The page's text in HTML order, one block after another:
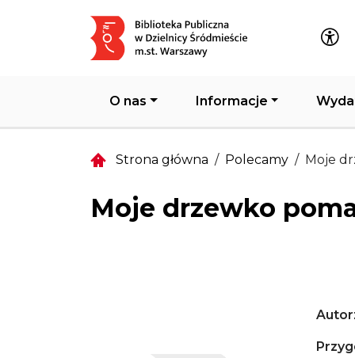
O nas Informacje
Strona główna Polecamy Moje
Moje drzewko